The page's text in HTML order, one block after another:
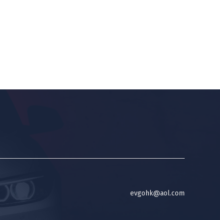
evgohk@aol.com